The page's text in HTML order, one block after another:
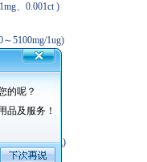
、0.001ct )
5100mg/1ug)
0.1、1g)
的呢？
品及服务！